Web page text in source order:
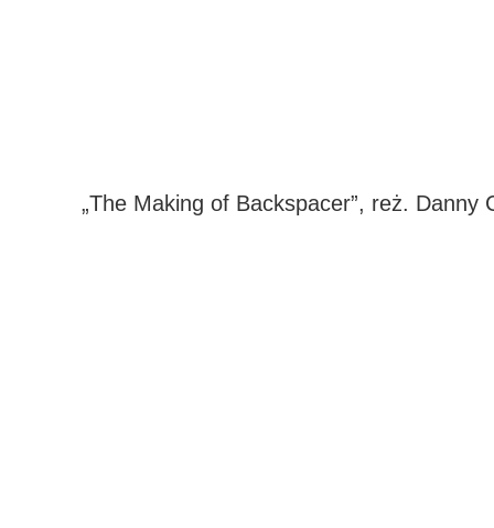
„The Making of Backspacer”, reż. Danny